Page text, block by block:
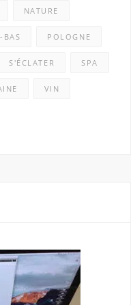
NATURE
BAS POLOGNE
S'ÉCLATER SPA
VIN